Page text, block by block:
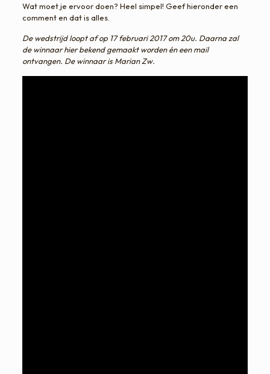
Wat moet je ervoor doen? Heel simpel! Geef hieronder een
comment en dat is alles.
De wedstrijd loopt af op 17 februari 2017 om 20u. Daarna zal
de winnaar hier bekend gemaakt worden én een mail
ontvangen. De winnaar is Marian Zw.